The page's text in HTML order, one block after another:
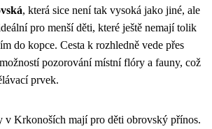
, která sice není tak vysoká jako jiné, ale
pro menší děti, které ještě nemají tolik
do kopce. Cesta k rozhledně vede přes
pozorování místní flóry a fauny, což
prvek.
v Krkonoších mají pro děti obrovský přínos.